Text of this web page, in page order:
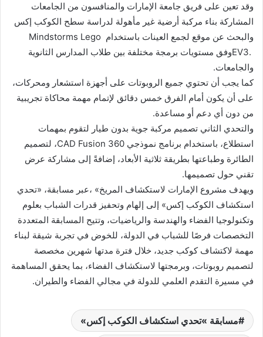
وقد تعين على فريق جامعة الإمارات والمنافسون من الجامعات
المشاركة بناء ‏مركبة أرضية غير مأهولة لدراسة سطح الكوكب إكس
والبحث عن موقع لجمع ‏العينات باستخدام ‏Lego ‎‏ ‏Mindstorms
EV3. ‎وفق مستويات برمجة ‏مختلفة بين طلاب المدارس الثانوية
والجامعات. ‏
كما يجب أن تحتوي جميع الروبوتات على أجهزة استشعار ومحركات،
على أن ‏يكون أمام الفرق خمس دقائق لإتمام مهمة محاكاة تجريبية
من دون أي دعم أو ‏مساعدة‎.‎
والتحدي الثاني تصميم مركبة جوية بدون طيار لتقوم بمهمات
استطلاع، ‏باستخدام برنامج نموذجي ‏CAD Fusion 360‎، لتصميم
الطائرة وطباعتها ‏بطريقة ثلاثية الأبعاد، إضافةً إلى مشاركة عرض
تقني حول تصميمها‎.‎
ويهدف مشروع الإمارات لاستكشاف المريخ» ،عبر مسابقة، «تحدي
استكشاف ‏الكوكب إكس» إلى إلهام وتحفيز قدرات الشباب بعلوم
وتكنولوجيا الفضاء ‏والهندسة والرياضيات، وتتيح المسابقة المتعددة
التخصصات فرصًا للشباب في ‏الدولة، للخوض في تجربة شيقة لبناء
مهمة لاكتشاف كوكب جديد، خلال فترة ‏مدتها شهرين مخصصة
لتصميم روبوتات، وبرمجتها لاستكشاف الفضاء، بما ‏يحقق المساهمة
في مسيرة التقدم العلمي للدولة في مجالي الفضاء والطيران.‏
مسابقة ‏‏»تحدي استكشاف الكوكب إكس»